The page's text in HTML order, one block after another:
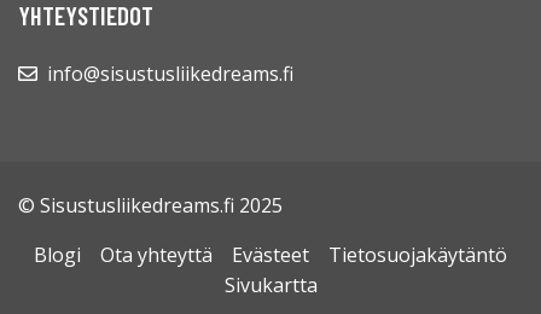
YHTEYSTIEDOT
info@sisustusliikedreams.fi
© Sisustusliikedreams.fi 2025
Blogi
Ota yhteyttä Evästeet
Tietosuojakäytäntö
Sivukartta